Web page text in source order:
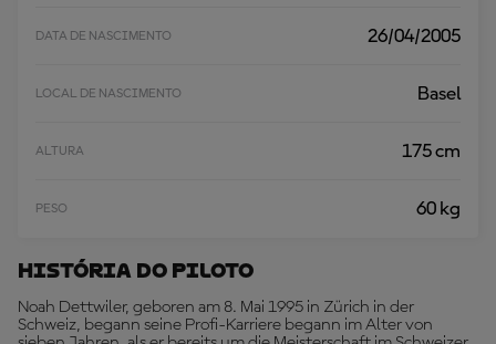
DATA DE NASCIMENTO 26/04/2005
LOCAL DE NASCIMENTO Basel
ALTURA 175 cm
PESO 60 kg
História Do Piloto
Noah Dettwiler, geboren am 8. Mai 1995 in Zürich in der
Schweiz, begann seine Profi-Karriere begann im Alter von